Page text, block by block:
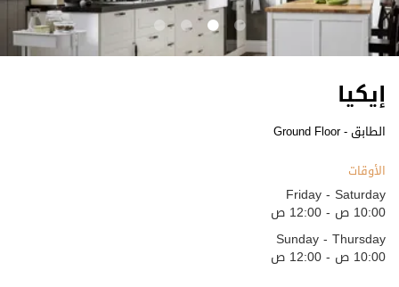
إيكيا
الطابق - Ground Floor
الأوقات
Friday - Saturday
10:00 ص - 12:00 ص
Sunday - Thursday
10:00 ص - 12:00 ص